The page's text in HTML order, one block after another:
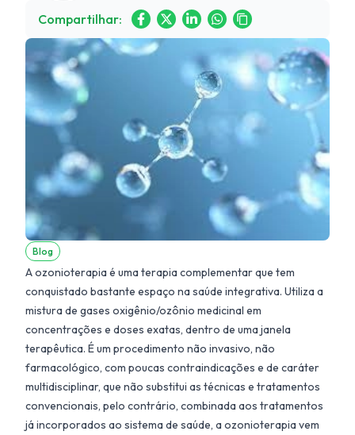
Compartilhar:
Blog
A ozonioterapia é uma terapia complementar que tem
conquistado bastante espaço na saúde integrativa. Utiliza a
mistura de gases oxigênio/ozônio medicinal em
concentrações e doses exatas, dentro de uma janela
terapêutica. É um procedimento não invasivo, não
farmacológico, com poucas contraindicações e de caráter
multidisciplinar, que não substitui as técnicas e tratamentos
convencionais, pelo contrário, combinada aos tratamentos
já incorporados ao sistema de saúde, a ozonioterapia vem